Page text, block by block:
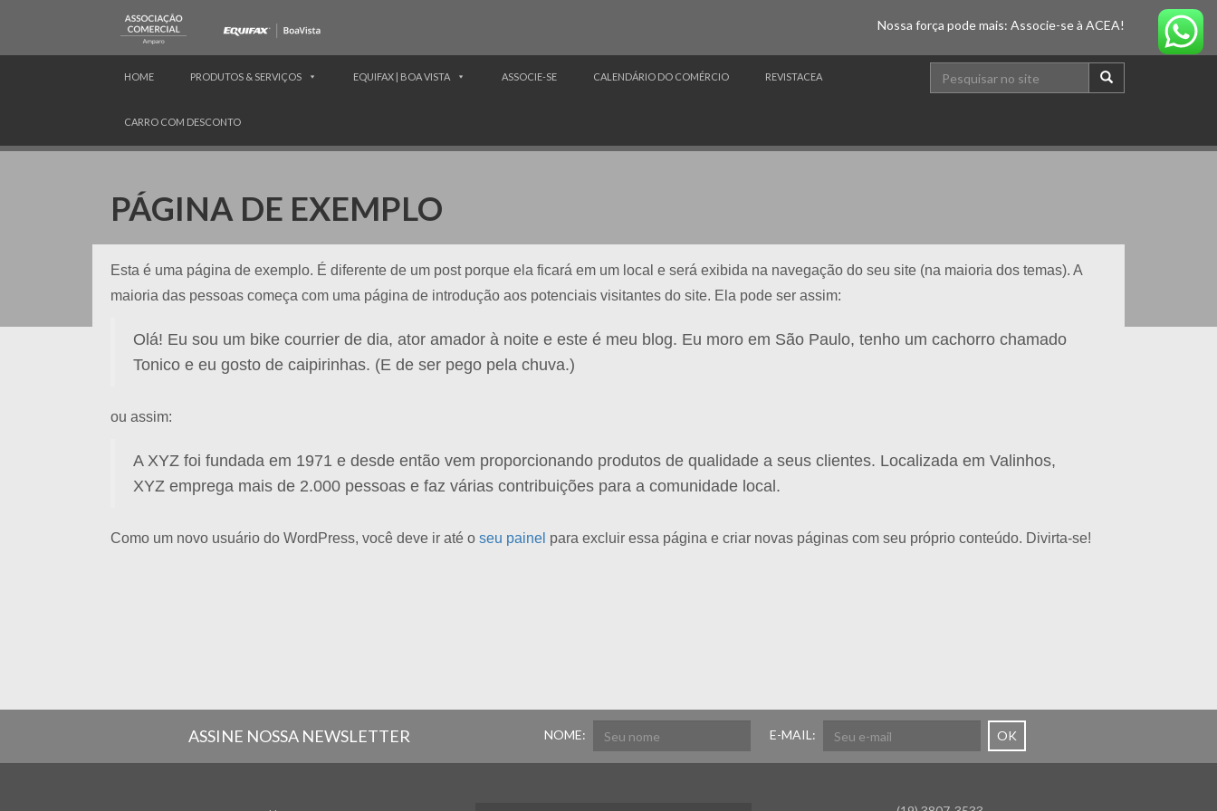
Nossa força pode mais: Associe-se à ACEA!
HOME PRODUTOS & SERVIÇOS EQUIFAX | BOA VISTA ASSOCIE-SE CALENDÁRIO DO COMÉRCIO REVISTACEA
CARRO COM DESCONTO
PÁGINA DE EXEMPLO
Esta é uma página de exemplo. É diferente de um post porque ela ficará em um local e será exibida na navegação do seu site (na maioria dos temas). A
maioria das pessoas começa com uma página de introdução aos potenciais visitantes do site. Ela pode ser assim:
Olá! Eu sou um bike courrier de dia, ator amador à noite e este é meu blog. Eu moro em São Paulo, tenho um cachorro chamado
Tonico e eu gosto de caipirinhas. (E de ser pego pela chuva.)
ou assim:
A XYZ foi fundada em 1971 e desde então vem proporcionando produtos de qualidade a seus clientes. Localizada em Valinhos,
XYZ emprega mais de 2.000 pessoas e faz várias contribuições para a comunidade local.
Como um novo usuário do WordPress, você deve ir até o seu painel para excluir essa página e criar novas páginas com seu próprio conteúdo. Divirta-se!
ASSINE NOSSA NEWSLETTER NOME: E-MAIL: OK